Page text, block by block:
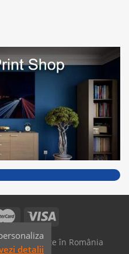
fabricate în România
detalii